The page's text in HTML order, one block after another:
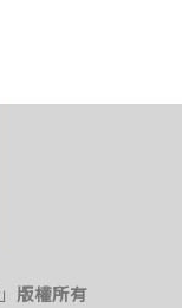
」 版權所有